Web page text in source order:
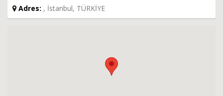
Adres: , İstanbul, TÜRKİYE